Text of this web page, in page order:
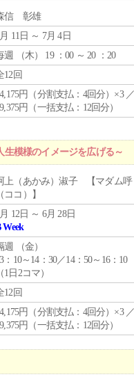
信 彰雄
11日 ～ 7月 4日
週 （木） 19 ：00 ～ 20 ：20
12回
円（分割支払：4回分）×3
円（一括支払：12回分）
模様のイメージを広げる～
上（あかみ）淑子 【マダム呼
（ココ）】
12日 ～ 6月 28日
Week
週 （金）
：10～14：30／14：50～16：10
（1日2コマ）
12回
円（分割支払：4回分）×3
円（一括支払：12回分）